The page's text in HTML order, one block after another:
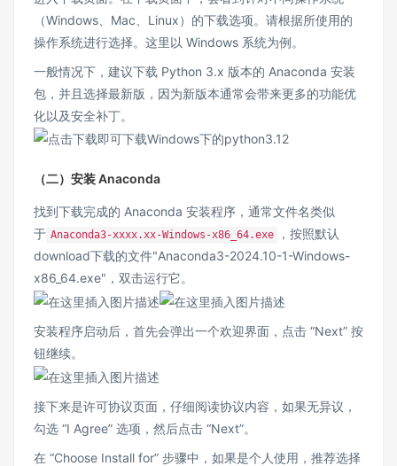
（Windows、Mac、Linux）的下载选项。请根据所使用的
操作系统进行选择。这里以 Windows 系统为例。
一般情况下，建议下载 Python 3.x 版本的 Anaconda 安装
包，并且选择最新版，因为新版本通常会带来更多的功能优
化以及安全补丁。
（二）安装 Anaconda
找到下载完成的 Anaconda 安装程序，通常文件名类似
于 Anaconda3-xxxx.xx-Windows-x86_64.exe
，按照默认
download下载的文件"Anaconda3-2024.10-1-Windows-
x86_64.exe"，双击运行它。
安装程序启动后，首先会弹出一个欢迎界面，点击 “Next” 按
钮继续。
接下来是许可协议页面，仔细阅读协议内容，如果无异议，
勾选 “I Agree” 选项，然后点击 “Next”。
在 “Choose Install for” 步骤中，如果是个人使用，推荐选择